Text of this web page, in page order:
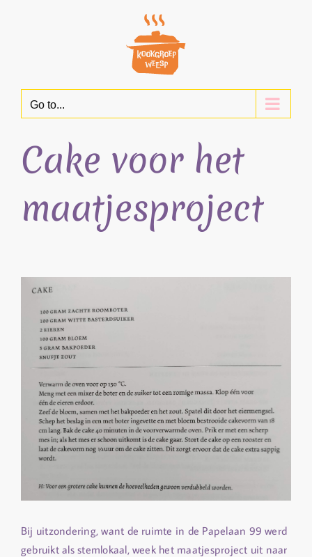
Go to...
Cake voor het
maatjesproject
Bij uitzondering, want de ruimte in de Papelaan 99 werd
gebruikt als stemlokaal, week het maatjesproject uit naar